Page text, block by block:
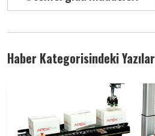
Haber Kategorisindeki Yazılar